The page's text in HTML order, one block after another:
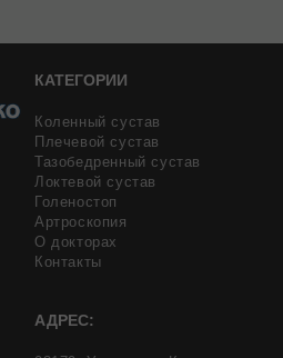
КАТЕГОРИИ
Коленный сустав
Плечевой сустав
Тазобедренный сустав
Локтевой сустав
Голеностоп
Артроскопия
О докторах
Контакты
АДРЕС: